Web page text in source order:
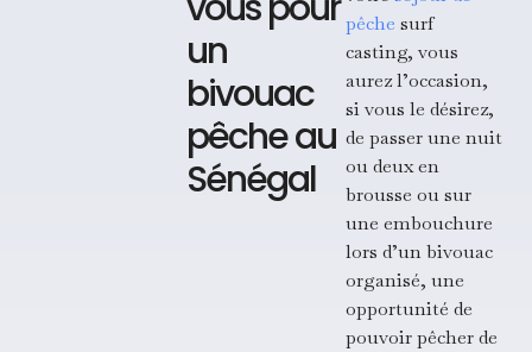
un
bivouac
pêche au
Sénégal
pêche surf
casting, vous
aurez l’occasion,
si vous le désirez,
de passer une nuit
ou deux en
brousse ou sur
une embouchure
lors d’un bivouac
organisé, une
opportunité de
pouvoir pêcher de